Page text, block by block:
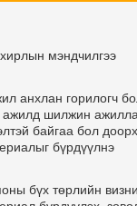
мэндчилгээ
анхлан горилогч
ажилд шилжин
байгаа бол доорх
бүрдүүлнэ
бүх төрлийн